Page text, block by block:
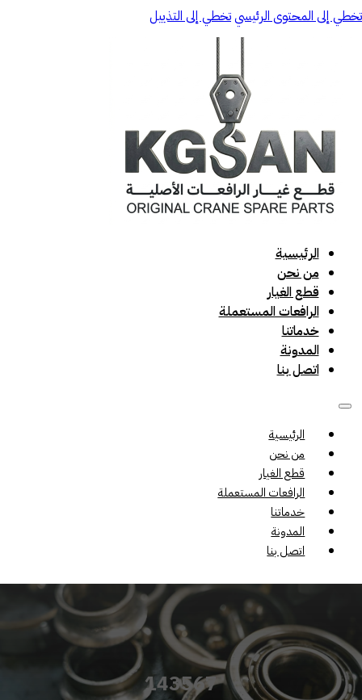
تخطي إلى المحتوى الرئيسيتخطي إلى التذييل
الرئيسية
من نحن
قطع الغيار
الرافعات المستعملة
خدماتنا
المدونة
اتصل بنا
الرئيسية
من نحن
قطع الغيار
الرافعات المستعملة
خدماتنا
المدونة
اتصل بنا
143567